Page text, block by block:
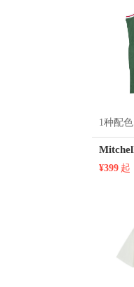
1种配色
¥399 起